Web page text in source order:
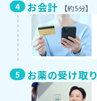
お会計
【約5分】
お薬の受け取り